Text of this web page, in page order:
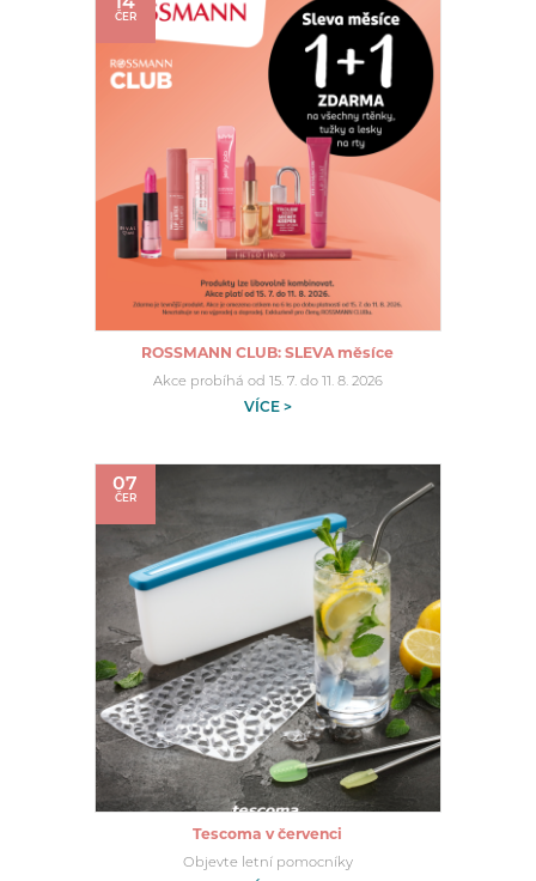
ČER
ROSSMANN CLUB: SLEVA měsíce
Akce probíhá od 15. 7. do 11. 8. 2026
VÍCE >
07
ČER
Tescoma v červenci
Objevte letní pomocníky